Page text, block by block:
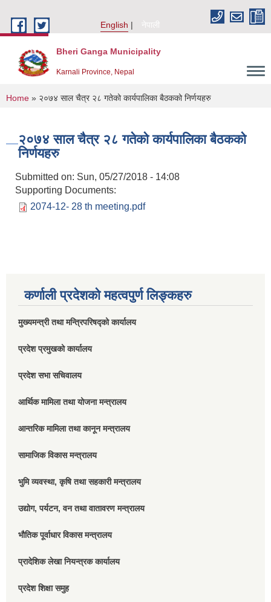
English
नेपाली
Bheri Ganga Municipality
Karnali Province, Nepal
You are here
Home » २०७४ साल चैत्र २८ गतेको कार्यपालिका बैठकको निर्णयहरु
२०७४ साल चैत्र २८ गतेको कार्यपालिका बैठकको
निर्णयहरु
Submitted on: Sun, 05/27/2018 - 14:08
Supporting Documents:
2074-12- 28 th meeting.pdf
कर्णाली प्रदेशको महत्वपुर्ण लिङ्कहरु
मुख्यमन्त्री तथा मन्त्रिपरिषद्को कार्यालय
प्रदेश प्रमुखको कार्यालय
प्रदेश सभा सचिवालय
आर्थिक मामिला तथा योजना मन्त्रालय
आन्तरिक मामिला तथा कानून मन्त्रालय
सामाजिक विकास मन्त्रालय
भुमि व्यवस्था, कृषि तथा सहकारी मन्त्रालय
उद्योग, पर्यटन, वन तथा वातावरण मन्त्रालय
भौतिक पूर्वाधार विकास मन्त्रालय
प्रादेशिक लेखा नियन्त्रक कार्यालय
प्रदेश शिक्षा समुह